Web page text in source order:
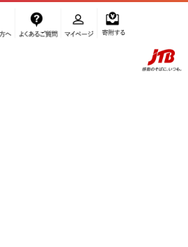
のふるさと納税サイト